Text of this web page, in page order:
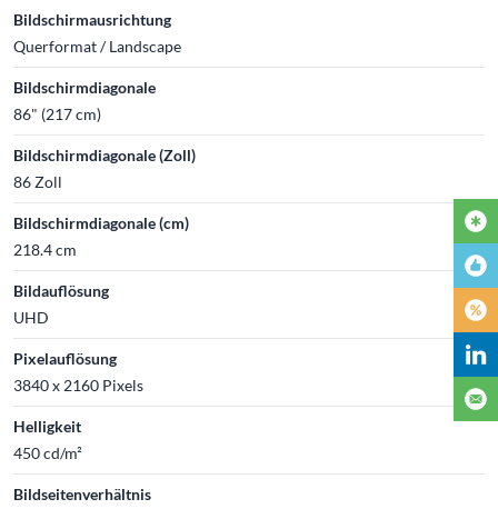
Bildschirmausrichtung
Querformat / Landscape
Bildschirmdiagonale
86" (217 cm)
Bildschirmdiagonale (Zoll)
86 Zoll
Bildschirmdiagonale (cm)
218.4 cm
Bildauflösung
UHD
Pixelauflösung
3840 x 2160 Pixels
Helligkeit
450 cd/m²
Bildseitenverhältnis